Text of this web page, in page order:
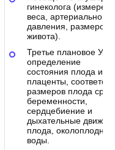
гинеколога
веса, артериального
давления, размеров
живота).
Третье плановое
определение
состояния плода и
плаценты,
размеров плода
беременности,
сердцебиение и
дыхательные
плода, околоплодные
воды.